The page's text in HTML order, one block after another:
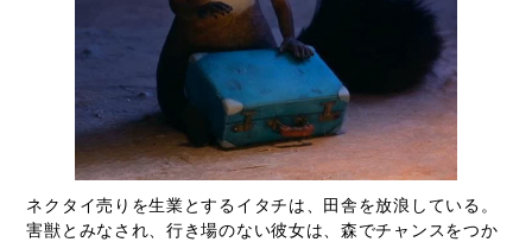
ネクタイ売りを生業とするイタチは、田舎を放浪している。
害獣とみなされ、行き場のない彼女は、森でチャンスをつか